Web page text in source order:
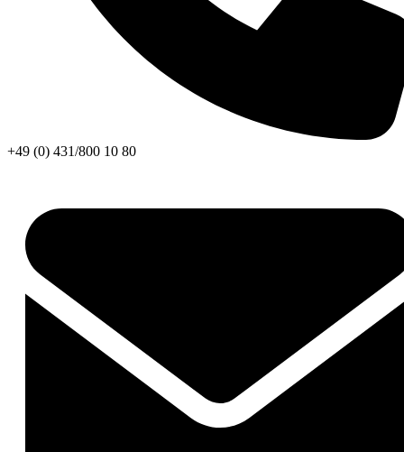
+49 (0) 431/800 10 80